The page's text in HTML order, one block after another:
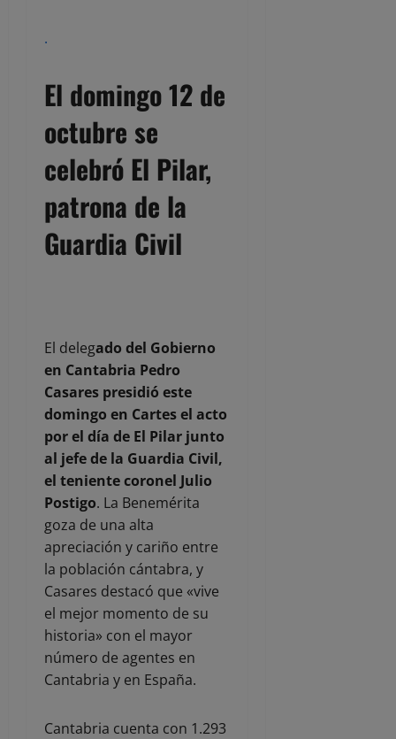
.
El domingo 12 de
octubre se
celebró El Pilar,
patrona de la
Guardia Civil
El delegado del Gobierno
en Cantabria Pedro
Casares presidió este
domingo en Cartes el acto
por el día de El Pilar junto
al jefe de la Guardia Civil,
el teniente coronel Julio
Postigo. La Benemérita
goza de una alta
apreciación y cariño entre
la población cántabra, y
Casares destacó que «vive
el mejor momento de su
historia» con el mayor
número de agentes en
Cantabria y en España.
Cantabria cuenta con 1.293